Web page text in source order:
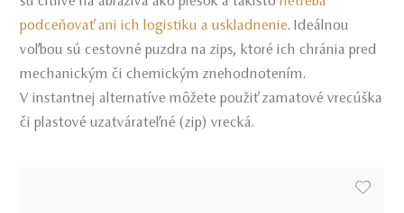
podceňovať ani ich logistiku a uskladnenie. Ideálnou
voľbou sú cestovné puzdra na zips, ktoré ich chránia pred
mechanickým či chemickým znehodnotením.
V instantnej alternatíve môžete použiť zamatové vrecúška
či plastové uzatvárateľné (zip) vrecká.